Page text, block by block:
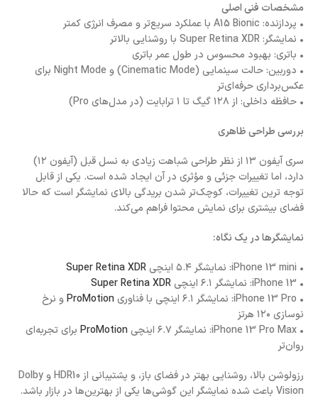
مشخصات فنی اصلی
• پردازنده: A15 Bionic با عملکرد سریع‌تر و مصرف انرژی کمتر
• نمایشگر: Super Retina XDR با روشنایی بالاتر
• باتری: بهبود محسوس در طول عمر باتری
• دوربین: حالت سینمایی (Cinematic Mode) و Night Mode برای
عکس‌برداری حرفه‌ای‌تر
• حافظه داخلی: از ۱۲۸ گیگ تا ۱ ترابایت (در مدل‌های Pro)
بررسی طراحی ظاهری
سری آیفون ۱۳ از نظر طراحی شباهت زیادی به نسل قبل (آیفون ۱۲)
دارد، اما تغییرات جزئی و مؤثری در آن ایجاد شده است. یکی از قابل
توجه ترین تغییرات، کوچک‌تر شدن بریدگی بالای نمایشگر است که حالا
فضای بیشتری برای نمایش محتوا فراهم می‌کند.
نمایشگرها در یک نگاه:
• iPhone 13 mini: نمایشگر ۵.۴ اینچی
Super Retina XDR
• iPhone 13: نمایشگر ۶.۱ اینچی
Super Retina XDR
• iPhone 13 Pro: نمایشگر ۶.۱ اینچی با فناوری
ProMotionو نرخ
نوسازی ۱۲۰ هرتز
• iPhone 13 Pro Max: نمایشگر ۶.۷ اینچی
ProMotion برای تجربه‌ای
روان‌تر
رزولوشن بالا، روشنایی بهتر در فضای باز، و پشتیبانی از HDR10 و Dolby
Vision باعث شده نمایشگر این گوشی‌ها یکی از بهترین‌ها در بازار باشد.